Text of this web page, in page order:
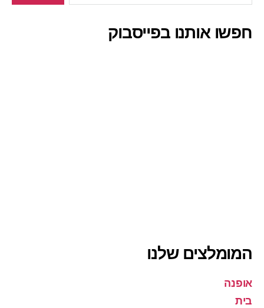
חפשו אותנו בפייסבוק
המומלצים שלנו
אופנה
בית